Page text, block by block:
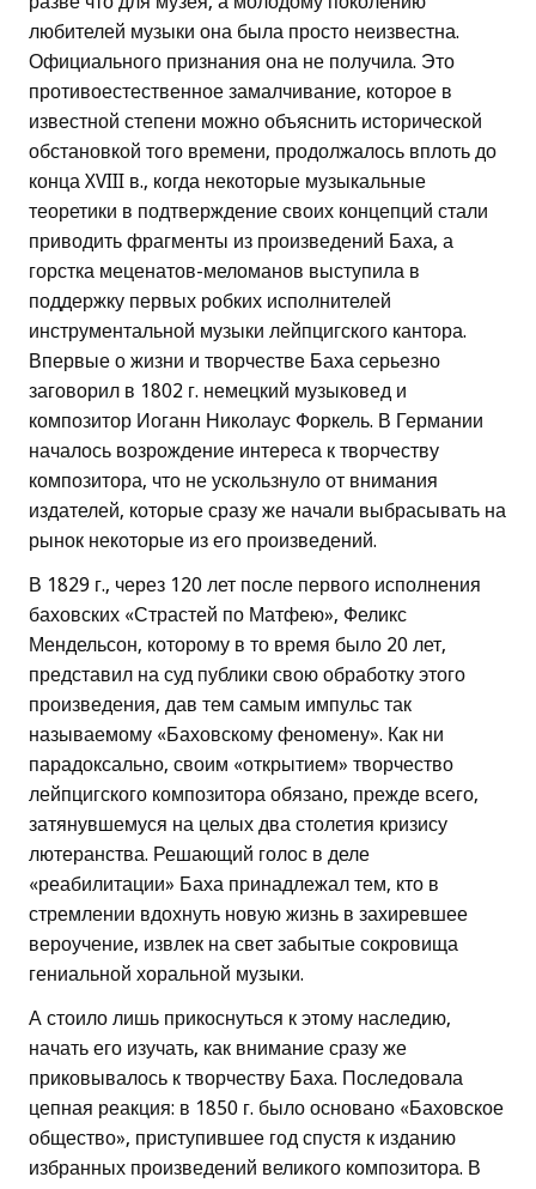
любителей музыки она была просто неизвестна.
Официального признания она не получила. Это
противоестественное замалчивание, которое в
известной степени можно объяснить исторической
обстановкой того времени, продолжалось вплоть до
конца XVIII в., когда некоторые музыкальные
теоретики в подтверждение своих концепций стали
приводить фрагменты из произведений Баха, а
горстка меценатов-меломанов выступила в
поддержку первых робких исполнителей
инструментальной музыки лейпцигского кантора.
Впервые о жизни и творчестве Баха серьезно
заговорил в 1802 г. немецкий музыковед и
композитор Иоганн Николаус Форкель. В Германии
началось возрождение интереса к творчеству
композитора, что не ускользнуло от внимания
издателей, которые сразу же начали выбрасывать на
рынок некоторые из его произведений.
В 1829 г., через 120 лет после первого исполнения
баховских «Страстей по Матфею», Феликс
Мендельсон, которому в то время было 20 лет,
представил на суд публики свою обработку этого
произведения, дав тем самым импульс так
называемому «Баховскому феномену». Как ни
парадоксально, своим «открытием» творчество
лейпцигского композитора обязано, прежде всего,
затянувшемуся на целых два столетия кризису
лютеранства. Решающий голос в деле
«реабилитации» Баха принадлежал тем, кто в
стремлении вдохнуть новую жизнь в захиревшее
вероучение, извлек на свет забытые сокровища
гениальной хоральной музыки.
А стоило лишь прикоснуться к этому наследию,
начать его изучать, как внимание сразу же
приковывалось к творчеству Баха. Последовала
цепная реакция: в 1850 г. было основано «Баховское
общество», приступившее год спустя к изданию
избранных произведений великого композитора. В